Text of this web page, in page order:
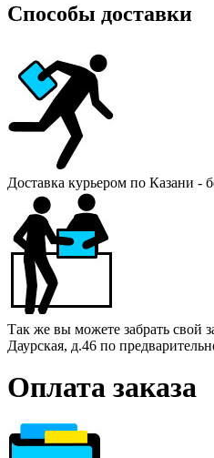
Способы доставки
Доставка курьером по Казани -
Так же вы можете забрать свой
Даурская, д.46 по
Оплата заказа